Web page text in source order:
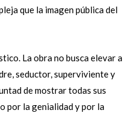
que la imagen pública del
La obra no busca elevar a
seductor, superviviente y
de mostrar todas sus
por la genialidad y por la